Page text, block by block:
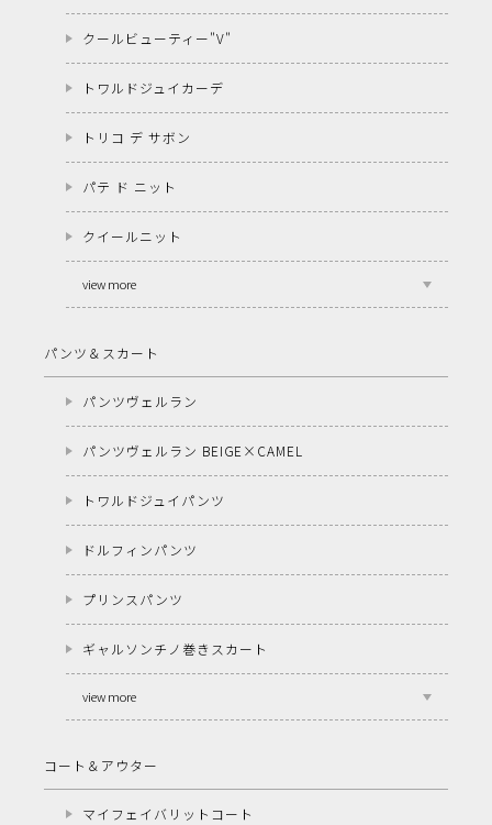
クールビューティー"V"
トワルドジュイカーデ
トリコ デ サボン
パテ ド ニット
クイールニット
view more
パンツ＆スカート
パンツヴェルラン
パンツヴェルラン BEIGE×CAMEL
トワルドジュイパンツ
ドルフィンパンツ
プリンスパンツ
ギャルソンチノ巻きスカート
view more
コート＆アウター
マイフェイバリットコート